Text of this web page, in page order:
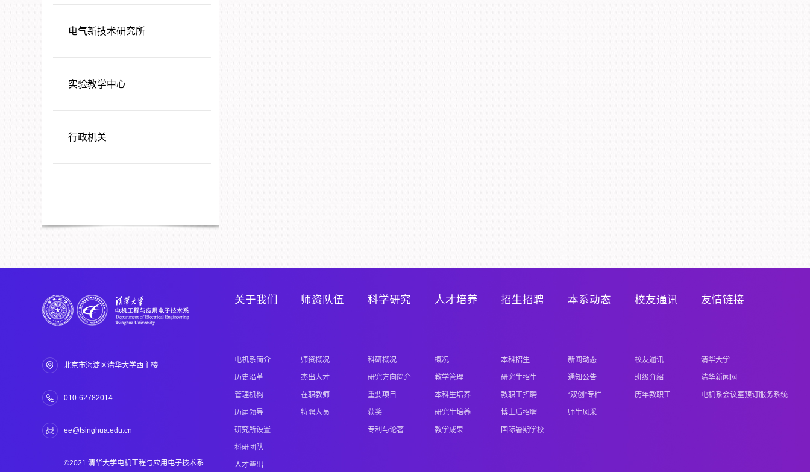
电气新技术研究所
实验教学中心
行政机关
北京市海淀区清华大学西主楼
010-62782014
ee@tsinghua.edu.cn
©2021 清华大学电机工程与应用电子技术系
关于我们
电机系简介
历史沿革
管理机构
历届领导
研究所设置
科研团队
人才辈出
师资队伍
师资概况
杰出人才
在职教师
特聘人员
科学研究
科研概况
研究方向简介
重要项目
获奖
专利与论著
人才培养
概况
教学管理
本科生培养
研究生培养
教学成果
招生招聘
本科招生
研究生招生
教职工招聘
博士后招聘
国际暑期学校
本系动态
新闻动态
通知公告
“双创”专栏
师生风采
校友通讯
校友通讯
班级介绍
历年教职工
友情链接
清华大学
清华新闻网
电机系会议室预订服务系统